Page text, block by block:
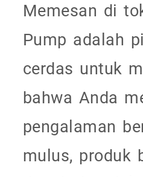
Memesan di
Pump adalah
cerdas untuk
bahwa Anda
pengalaman
mulus, produk